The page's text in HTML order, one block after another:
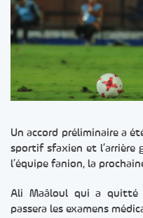
Un accord préliminaire a
sportif sfaxien et l’arrière
l’équipe fanion, la
Ali Maâloul qui a quitté
passera les examens